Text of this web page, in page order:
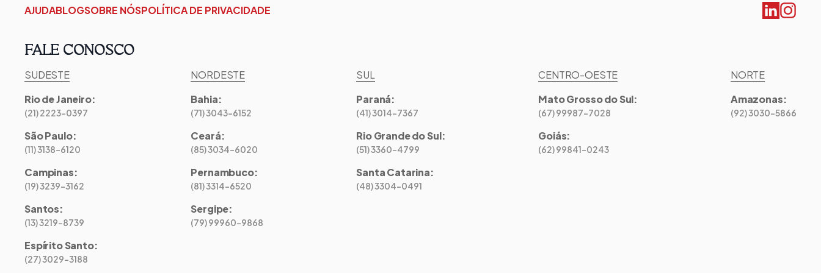
AJUDABLOGSOBRE NÓSPOLÍTICA DE PRIVACIDADE
FALE CONOSCO
SUDESTE
Rio de Janeiro:
(21) 2223-0397
São Paulo:
(11) 3138-6120
Campinas:
(19) 3239-3162
Santos:
(13) 3219-8739
Espírito Santo:
(27) 3029-3188
NORDESTE
Bahia:
(71) 3043-6152
Ceará:
(85) 3034-6020
Pernambuco:
(81) 3314-6520
Sergipe:
(79) 99960-9868
SUL
Paraná:
(41) 3014-7367
Rio Grande do Sul:
(51) 3360-4799
Santa Catarina:
(48) 3304-0491
CENTRO-OESTE
Mato Grosso do Sul:
(67) 99987-7028
Goiás:
(62) 99841-0243
NORTE
Amazonas:
(92) 3030-5866